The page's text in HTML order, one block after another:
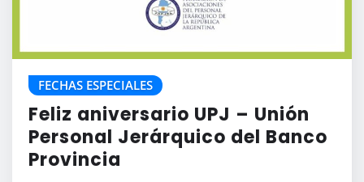
FECHAS ESPECIALES
Feliz aniversario UPJ – Unión
Personal Jerárquico del Banco
Provincia